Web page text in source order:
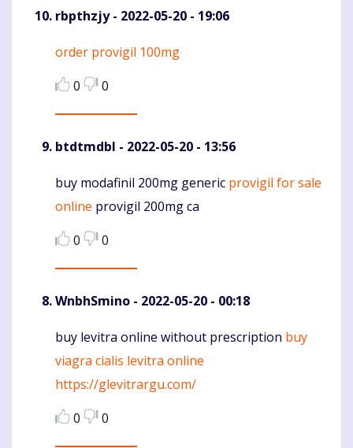
rbpthzjy- 2022-05-20 - 19:06
Komentaras
order provigil 100mg
0
0
btdtmdbl - 2022-05-20 - 13:56
Komentaras
buy modafinil 200mg generic provigil for sale
online provigil 200mg ca
0
0
WnbhSmino - 2022-05-20 - 00:18
Komentaras
buy levitra online without prescription buy
viagra cialis levitra online
https://glevitrargu.com/
0
0